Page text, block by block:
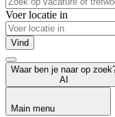
Voer locatie in
Vind
Waar ben je naar op
AI
Main menu